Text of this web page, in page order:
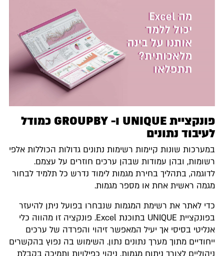
פונקציית UNIQUE ו- GROUPBY כמודל
לעיבוד נתונים
במערכות שונות קיימות רשימות נתונים גדולות הכוללות אלפי
רשומות, ובהן עמודות שבהן ערכים חוזרים על עצמם.
לדוגמה, בתהליך בחירת מגמות לימוד נדרש כל תלמיד לבחור
מגמה ראשית אחת או מספר מגמות.
כדי לאתר את רשימת המגמות שנבחרו בפועל ניתן להיעזר
בפונקציית ‎UNIQUE‎ בתוכנת Excel. פונקציה זו מהווה כלי
אנליטי בסיסי אך יעיל המאפשר זיהוי והפרדה של ערכים
ייחודיים מתוך מערך נתונים נתון. השימוש בה נפוץ בהקשרים